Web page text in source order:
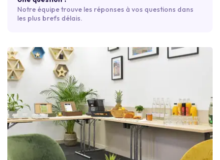
Notre équipe trouve les réponses à vos questions dans
les plus brefs délais.